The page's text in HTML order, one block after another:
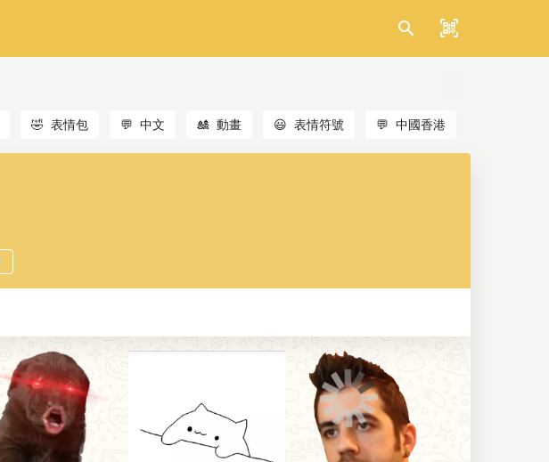
🤣 表情包 💬 中文 🎎 動畫 😃 表情符號 💬 中國香港